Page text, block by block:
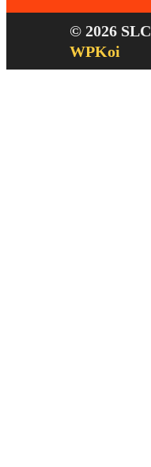
© 2026 SLC
WPKoi